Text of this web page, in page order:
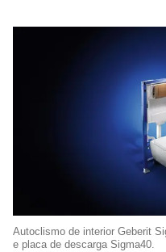
Autoclismo de interior Geberit
e placa de descarga Sigma40.